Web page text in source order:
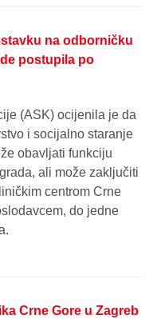
na odborničku
postupila po
(ASK) ocijenila je da
i socijalno staranje
obavljati funkciju
ali može zaključiti
centrom Crne
do jedne
Crne Gore u Zagreb